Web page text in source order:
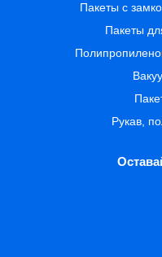
Пакеты с
Пакеты
Рукав,